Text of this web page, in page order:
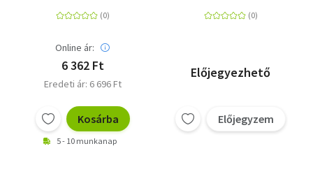
Online ár:
6 362 Ft
Eredeti ár: 6 696 Ft
Kosárba
5 - 10 munkanap
Előjegyezhető
Előjegyzem